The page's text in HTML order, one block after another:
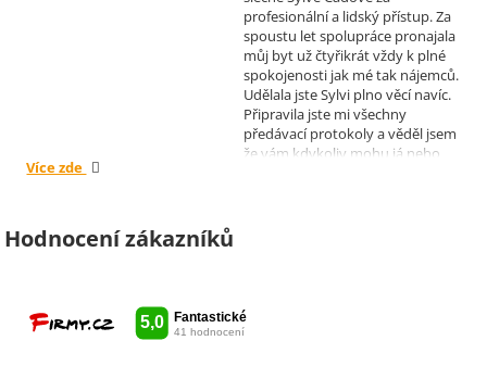
profesionální a lidský přístup. Za
spoustu let spolupráce pronajala
můj byt už čtyřikrát vždy k plné
spokojenosti jak mé tak nájemců.
Udělala jste Sylvi plno věcí navíc.
Připravila jste mi všechny
předávací protokoly a věděl jsem
že vám kdykoliv mohu já nebo
Více zde
Hodnocení zákazníků